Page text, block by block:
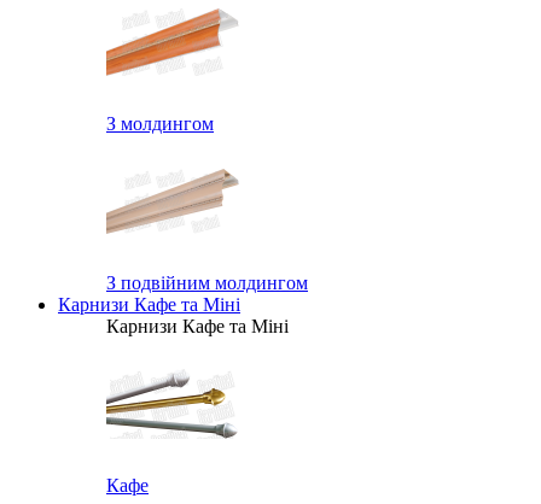
З молдингом
З подвійним молдингом
Карнизи Кафе та Міні
Карнизи Кафе та Міні
Кафе